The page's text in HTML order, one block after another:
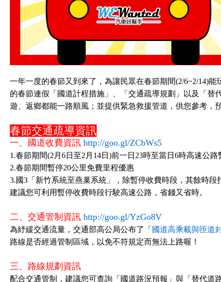
一年一度的春節又到來了，為讓民眾在春節期間(2/6~2/14)能
的春節連假「國道計程措施」、「交通疏導規劃」以及「替
遊、返鄉都能一路順風；並提供緊急救援管道，供您參考，
春節交通疏導資訊
一、國道收費資訊 http://goo.gl/ZCbWs5
1.春節期間(2月6日至2月14日)前一日23時至當日6時高速公路
2.春節期間暫停20公里免費里程優惠
3.國3「新竹系統至燕巢系統」，除暫停收費時段，其餘時段
建議您可利用暫停收費時段行駛高速公路，省錢又省時。
二、交通管制資訊 http://goo.gl/YzGo8V
為紓緩交通流量，交通部高公局公布了「 國道高乘載與匝道
路線是否經過管制區域，以免不符規定而無法上路喔！
三、路線規劃資訊
配合交通管制，建議您可查詢「國道路況預報」與「替代道